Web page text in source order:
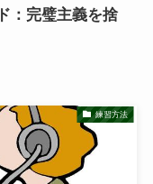
：完璧主義を捨
練習方法